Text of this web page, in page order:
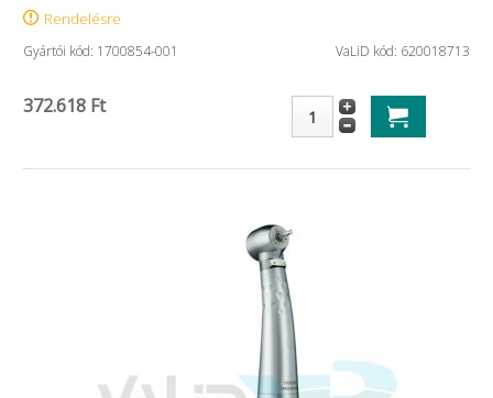
Rendelésre
Gyártói kód: 1700854-001 VaLiD kód: 620018713
372.618 Ft